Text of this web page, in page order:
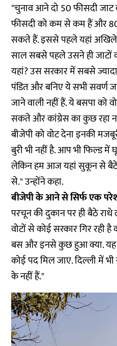
"चुनाव आने दो 50 फीसदी जाट
फीसदी को कम से कम हैं और
सकते हैं. इससे पहले यहां
साल सबसे पहले उसने ही जाटों
यहां? उस सरकार में सबसे
पंडित और बनिए ये सभी सवर्ण
जाने वाली नहीं हैं. ये बसपा को
सकते और कांग्रेस का कुछ रहा
बीजेपी को वोट देना इनकी
बुरी भी नहीं है. आप भी फिल्ड में
लेकिन हम आज यहां सुकून से बैठे
से." उन्होंने कहा.
बीजेपी के आने से सिर्फ एक
परचून की दुकान पर ही बैठे
वोटों से कोई सरकार गिर रही है
बस और इनसे कुछ हुआ क्या. यह
कोई पद मिल जाए. दिल्ली में
के नहीं हैं."